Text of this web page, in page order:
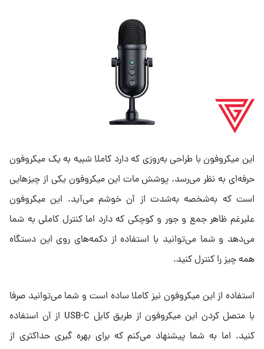
این میکروفون با طراحی به‌روزی که دارد کاملا شبیه به یک میکروفون
حرفه‌ای به نظر می‌رسد. پوشش مات این میکروفون یکی از چیزهایی
است که به‌شخصه به‌شدت از آن خوشم می‌آید. این میکروفون
علیرغم ظاهر جمع و جور و کوچکی که دارد اما کنترل کاملی به شما
می‌دهد و شما می‌توانید با استفاده از دکمه‌های روی این دستگاه
همه چیز را کنترل کنید.
استفاده از این میکروفون نیز کاملا ساده است و شما می‌توانید صرفا
با متصل کردن این میکروفون از طریق کابل USB-C از آن استفاده
کنید. اما به شما پیشنهاد می‌کنم که برای بهره گیری حداکثری از